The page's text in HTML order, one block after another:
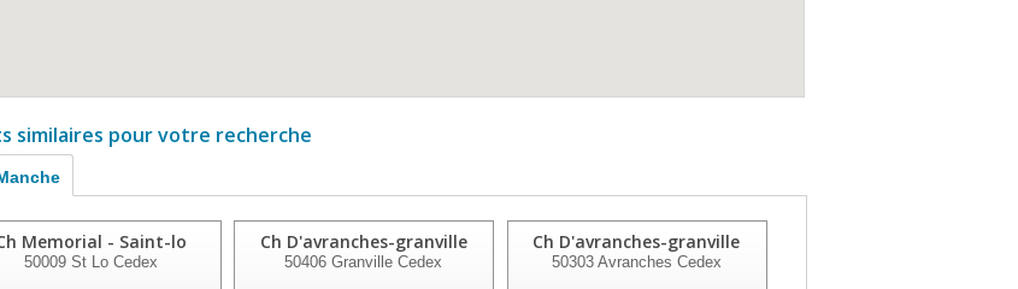
similaires pour votre recherche
Memorial - Saint-lo
50009 St Lo Cedex
Ch D'avranches-granville
50406 Granville Cedex
Ch D'avranches-granville
50303Avranches Cedex